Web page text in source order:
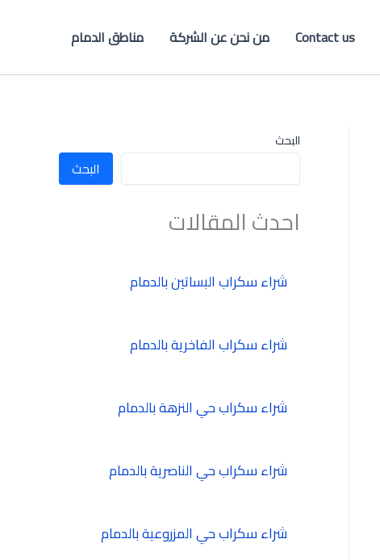
Contact us من نحن عن الشركة مناطق الدمام
البحث
البحث
احدث المقالات
شراء سكراب البساتين بالدمام
شراء سكراب الفاخرية بالدمام
شراء سكراب حي النزهة بالدمام
شراء سكراب حي الناصرية بالدمام
شراء سكراب حي المزروعية بالدمام